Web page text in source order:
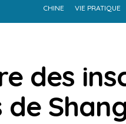
CHINE VIE PRATIQUE
des
de